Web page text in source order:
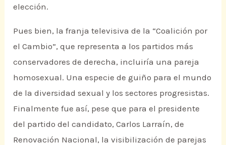
elección.
Pues bien, la franja televisiva de la “Coalición por
el Cambio”, que representa a los partidos más
conservadores de derecha, incluiría una pareja
homosexual. Una especie de guiño para el mundo
de la diversidad sexual y los sectores progresistas.
Finalmente fue así, pese que para el presidente
del partido del candidato, Carlos Larraín, de
Renovación Nacional, la visibilización de parejas